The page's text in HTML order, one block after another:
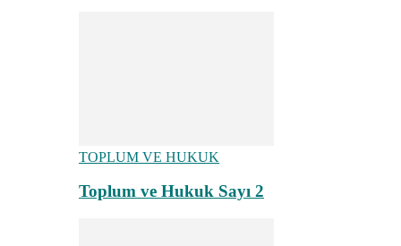
TOPLUM VE HUKUK
Toplum ve Hukuk Sayı 2